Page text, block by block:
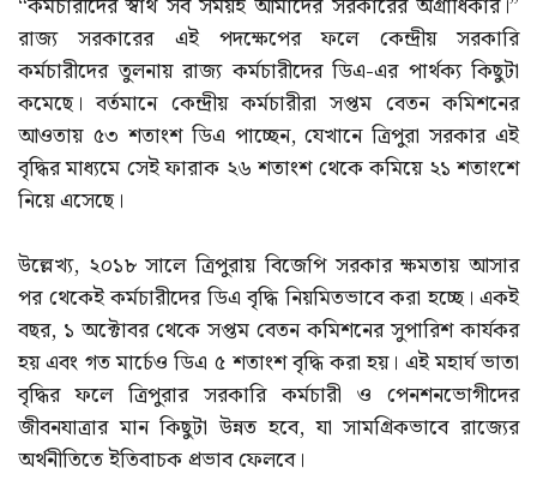
রাজ্য সরকারের এই পদক্ষেপের ফলে কেন্দ্রীয় সরকারি
কর্মচারীদের তুলনায় রাজ্য কর্মচারীদের ডিএ-এর পার্থক্য কিছুটা
কমেছে। বর্তমানে কেন্দ্রীয় কর্মচারীরা সপ্তম বেতন কমিশনের
আওতায় ৫৩ শতাংশ ডিএ পাচ্ছেন, যেখানে ত্রিপুরা সরকার এই
বৃদ্ধির মাধ্যমে সেই ফারাক ২৬ শতাংশ থেকে কমিয়ে ২১ শতাংশে
নিয়ে এসেছে।
উল্লেখ্য, ২০১৮ সালে ত্রিপুরায় বিজেপি সরকার ক্ষমতায় আসার
পর থেকেই কর্মচারীদের ডিএ বৃদ্ধি নিয়মিতভাবে করা হচ্ছে। একই
বছর, ১ অক্টোবর থেকে সপ্তম বেতন কমিশনের সুপারিশ কার্যকর
হয় এবং গত মার্চেও ডিএ ৫ শতাংশ বৃদ্ধি করা হয়। এই মহার্ঘ ভাতা
বৃদ্ধির ফলে ত্রিপুরার সরকারি কর্মচারী ও পেনশনভোগীদের
জীবনযাত্রার মান কিছুটা উন্নত হবে, যা সামগ্রিকভাবে রাজ্যের
অর্থনীতিতে ইতিবাচক প্রভাব ফেলবে।